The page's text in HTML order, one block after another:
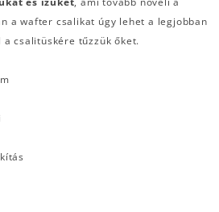
a wafter csalikat úgy lehet a legjobban
csalitüskére tűzzük őket.